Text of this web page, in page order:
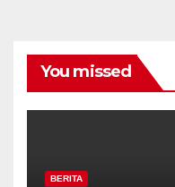
You missed
BERITA